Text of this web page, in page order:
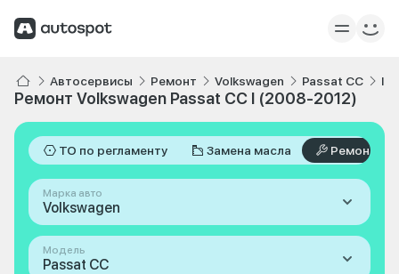
Автосервисы Ремонт Volkswagen Passat CC I
Ремонт Volkswagen Passat CC I (2008-2012)
ТО по регламенту Замена масла Ремонт
Марка авто
Volkswagen
Модель
Passat CC